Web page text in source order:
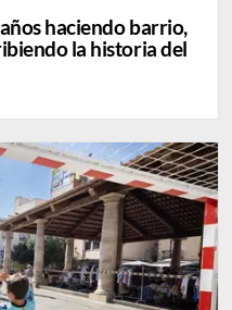
haciendo barrio,
la historia del